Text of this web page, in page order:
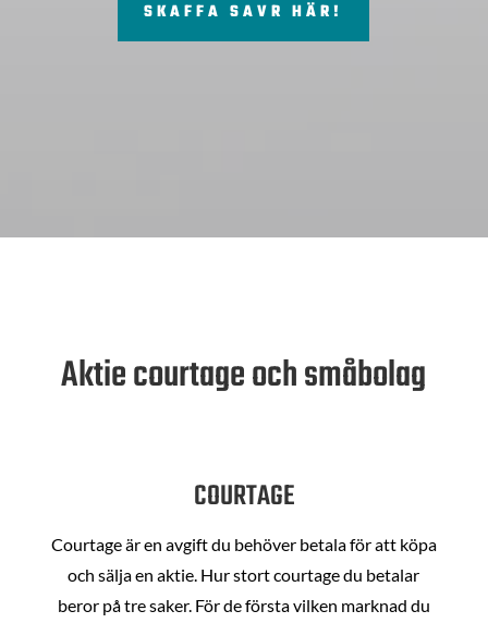
SKAFFA SAVR HÄR!
Aktie courtage och småbolag
COURTAGE
Courtage är en avgift du behöver betala för att köpa
och sälja en aktie. Hur stort courtage du betalar
beror på tre saker. För de första vilken marknad du